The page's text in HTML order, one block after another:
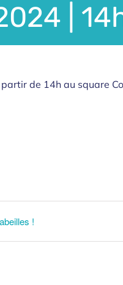
|
de 14h au square
!